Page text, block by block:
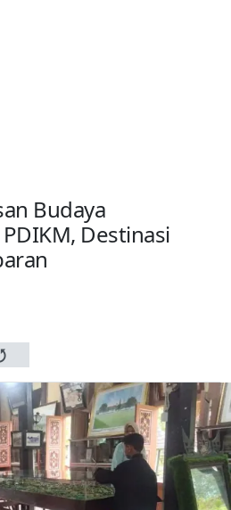
Budaya
Destinasi